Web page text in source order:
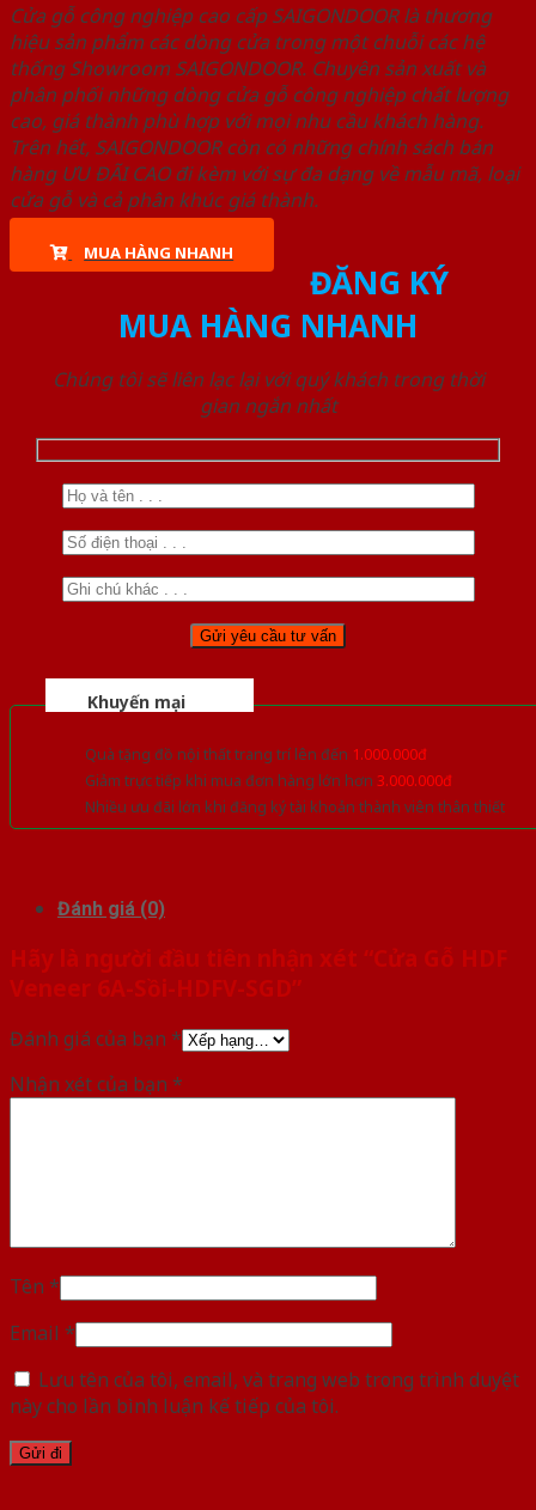
Cửa gỗ công nghiệp cao cấp SAIGONDOOR là thương
hiệu sản phẩm các dòng cửa trong một chuỗi các hệ
thống Showroom SAIGONDOOR. Chuyên sản xuất và
phân phối những dòng cửa gỗ công nghiệp chất lượng
cao, giá thành phù hợp với mọi nhu cầu khách hàng.
Trên hết, SAIGONDOOR còn có những chính sách bán
hàng ƯU ĐÃI CAO đi kèm với sự đa dạng về mẫu mã, loại
cửa gỗ và cả phân khúc giá thành.
MUA HÀNG NHANH
ĐĂNG KÝ
MUA HÀNG NHANH
Chúng tôi sẽ liên lạc lại với quý khách trong thời
gian ngắn nhất
Khuyến mại
Quà tặng đồ nội thất trang trí lên đến 1.000.000đ
Giảm trực tiếp khi mua đơn hàng lớn hơn 3.000.000đ
Nhiều ưu đãi lớn khi đăng ký tài khoản thành viên thân thiết
Đánh giá (0)
Hãy là người đầu tiên nhận xét “Cửa Gỗ HDF
Veneer 6A-Sồi-HDFV-SGD”
Đánh giá của bạn *
Nhận xét của bạn *
Tên *
Email *
Lưu tên của tôi, email, và trang web trong trình duyệt
này cho lần bình luận kế tiếp của tôi.